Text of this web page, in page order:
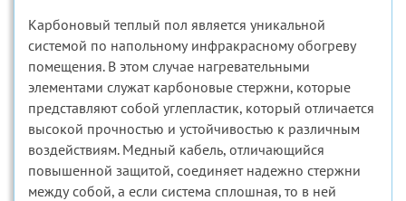
Карбоновый теплый пол является уникальной
системой по напольному инфракрасному обогреву
помещения. В этом случае нагревательными
элементами служат карбоновые стержни, которые
представляют собой углепластик, который отличается
высокой прочностью и устойчивостью к различным
воздействиям. Медный кабель, отличающийся
повышенной защитой, соединяет надежно стержни
между собой, а если система сплошная, то в ней